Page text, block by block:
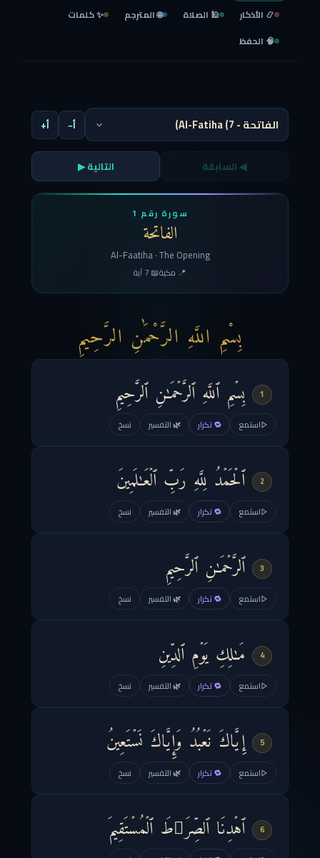
📿 الأذكار
🕌 الصلاة 🌐 المترجم
✨ كلمات
🧠 الحفظ
أ− أ+
◀ السابقة التالية ▶
سورة رقم 1
الفاتحة
Al-Faatiha · The Opening
📍 مكية📖 7 آية
بِسْمِ اللَّهِ الرَّحْمَٰنِ الرَّحِيمِ
1 بِسۡمِ ٱللَّهِ ٱلرَّحۡمَـٰنِ ٱلرَّحِیمِ
استمع 🔁 تكرار 🌿 التفسير نسخ
2 ٱلۡحَمۡدُ لِلَّهِ رَبِّ ٱلۡعَـٰلَمِینَ
استمع 🔁 تكرار 🌿 التفسير نسخ
3 ٱلرَّحۡمَـٰنِ ٱلرَّحِیمِ
استمع 🔁 تكرار 🌿 التفسير نسخ
4 مَـٰلِكِ یَوۡمِ ٱلدِّینِ
استمع 🔁 تكرار 🌿 التفسير نسخ
5 إِیَّاكَ نَعۡبُدُ وَإِیَّاكَ نَسۡتَعِینُ
استمع 🔁 تكرار 🌿 التفسير نسخ
6 ٱهۡدِنَا ٱلصِّرَ ٰ⁠طَ ٱلۡمُسۡتَقِیمَ